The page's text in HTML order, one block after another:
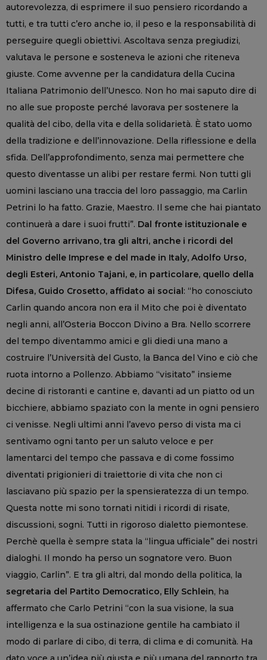
autorevolezza, di esprimere il suo pensiero ricordando a
tutti, e tra tutti c’ero anche io, il peso e la responsabilità di
perseguire quegli obiettivi. Ascoltava senza pregiudizi,
valutava le persone e sosteneva le azioni che riteneva
giuste. Come avvenne per la candidatura della Cucina
Italiana Patrimonio dell’Unesco. Non ho mai saputo dire di
no alle sue proposte perché lavorava per sostenere la
qualità del cibo, della vita e della solidarietà. È stato uomo
della tradizione e dell’innovazione. Della riflessione e della
sfida. Dell’approfondimento, senza mai permettere che
questo diventasse un alibi per restare fermi. Non tutti gli
uomini lasciano una traccia del loro passaggio, ma Carlin
Petrini lo ha fatto. Grazie, Maestro. Il seme che hai piantato
continuerà a dare i suoi frutti”. Dal fronte istituzionale e
del Governo arrivano, tra gli altri, anche i ricordi del
Ministro delle Imprese e del made in Italy, Adolfo Urso,
degli Esteri, Antonio Tajani, e, in particolare, quello della
Difesa, Guido Crosetto, affidato ai social: “ho conosciuto
Carlin quando ancora non era il Mito che poi è diventato
negli anni, all’Osteria Boccon Divino a Bra. Nello scorrere
del tempo diventammo amici e gli diedi una mano a
costruire l’Università del Gusto, la Banca del Vino e ciò che
ruota intorno a Pollenzo. Abbiamo “visitato” insieme
decine di ristoranti e cantine e, davanti ad un piatto od un
bicchiere, abbiamo spaziato con la mente in ogni pensiero
ci venisse. Negli ultimi anni l’avevo perso di vista ma ci
sentivamo ogni tanto per un saluto veloce e per
lamentarci del tempo che passava e di come fossimo
diventati prigionieri di traiettorie di vita che non ci
lasciavano più spazio per la spensieratezza di un tempo.
Questa notte mi sono tornati nitidi i ricordi di risate,
discussioni, sogni. Tutti in rigoroso dialetto piemontese.
Perchè quella è sempre stata la “lingua ufficiale” dei nostri
dialoghi. Il mondo ha perso un sognatore vero. Buon
viaggio, Carlin”. E tra gli altri, dal mondo della politica, la
segretaria del Partito Democratico, Elly Schlein, ha
affermato che Carlo Petrini “con la sua visione, la sua
intelligenza e la sua ostinazione gentile ha cambiato il
modo di parlare di cibo, di terra, di clima e di comunità. Ha